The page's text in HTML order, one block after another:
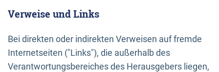
Verweise und Links
Bei direkten oder indirekten Verweisen auf fremde
Internetseiten ("Links"), die außerhalb des
Verantwortungsbereiches des Herausgebers liegen,